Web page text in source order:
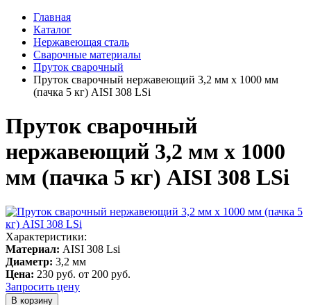
Главная
Каталог
Нержавеющая сталь
Сварочные материалы
Пруток сварочный
Пруток сварочный нержавеющий 3,2 мм х 1000 мм
(пачка 5 кг) AISI 308 LSi
Пруток сварочный
нержавеющий 3,2 мм х 1000
мм (пачка 5 кг) AISI 308 LSi
Характеристики:
Материал: AISI 308 Lsi
Диаметр: 3,2 мм
Цена: 230 руб. от 200 руб.
Запросить цену